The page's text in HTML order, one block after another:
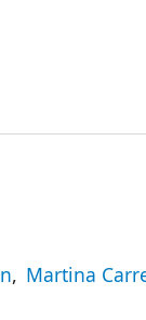
Martina